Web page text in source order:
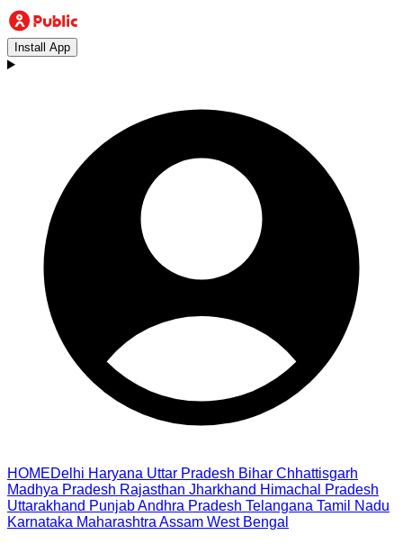
Install App
HOMEDelhi Haryana Uttar Pradesh Bihar Chhattisgarh
Madhya Pradesh Rajasthan Jharkhand Himachal Pradesh
Uttarakhand PunjabAndhra Pradesh Telangana Tamil Nadu
Karnataka Maharashtra Assam West Bengal